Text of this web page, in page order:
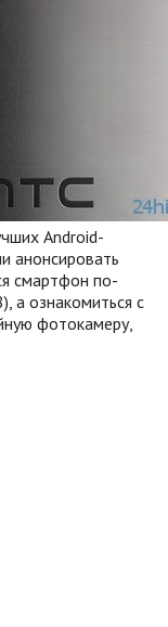
Android-
анонсировать
смартфон по-
а ознакомиться с
фотокамеру,